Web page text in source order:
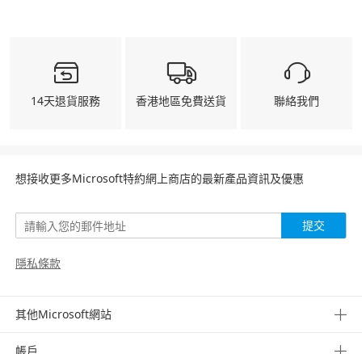
14天退貨服務 香港地區免費送貨 聯絡我們
想接收更多Microsoft特約網上商店的最新產品資訊及優惠
提交
隱私條款
其他Microsoft網站
帳戶